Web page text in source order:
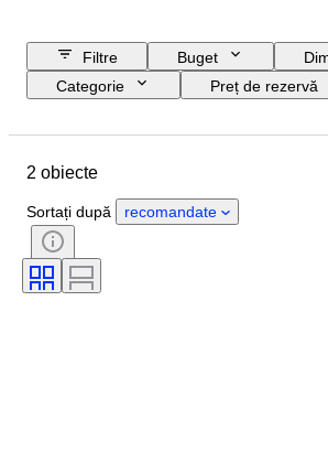
Filtre Buget
Categorie
Preț de rezervă
Țara de Proveniență
Perioadă
Eră
Creator
2 obiecte
Sortați după recomandate